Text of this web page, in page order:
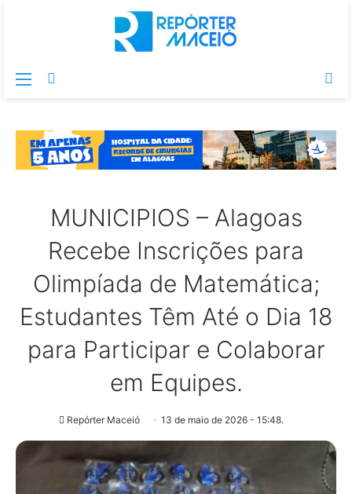
Menu
MUNICIPIOS – Alagoas
Recebe Inscrições para
Olimpíada de Matemática;
Estudantes Têm Até o Dia 18
para Participar e Colaborar
em Equipes.
Repórter Maceió 13 de maio de 2026 - 15:48.